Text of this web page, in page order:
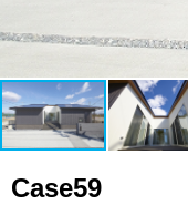
Case59